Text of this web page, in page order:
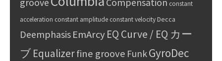
constant
acceleration constant amplitude constant velocityDecca
Deemphasis EmArcyEQ Curve / EQ カー
ブEqualizerfine groove FunkGyroDec